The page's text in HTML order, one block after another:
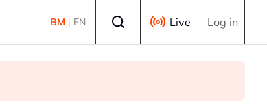
BM | EN Live Log in